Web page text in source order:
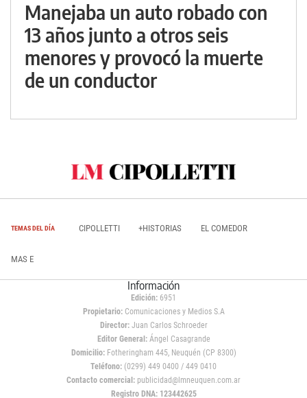
Manejaba un auto robado con
13 años junto a otros seis
menores y provocó la muerte
de un conductor
TEMAS DEL DÍA CIPOLLETTI +HISTORIAS EL COMEDOR
MAS E
Información
Edición: 6951
Propietario:Comunicaciones y Medios S.A
Director: Juan Carlos Schroeder
Editor General:Ángel Casagrande
Domicilio:Fotheringham 445, Neuquén (CP 8300)
Teléfono: (0299) 449 0400 / 449 0410
Contacto comercial: publicidad@lmneuquen.com.ar
Registro DNA: 123442625